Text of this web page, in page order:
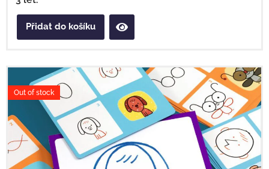
Přidat do košíku
Out of stock